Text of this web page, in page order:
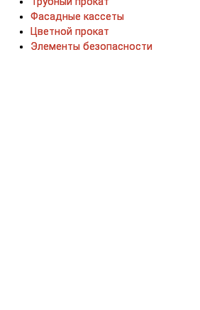
Фасадные кассеты
Цветной прокат
Элементы безопасности
Фасадные кассеты
Цветной прокат
Элементы безопасности